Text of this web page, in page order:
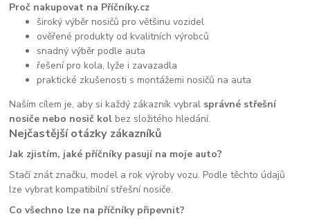
Proč nakupovat na Příčníky.cz
široký výběr nosičů pro většinu vozidel
ověřené produkty od kvalitních výrobců
snadný výběr podle auta
řešení pro kola, lyže i zavazadla
praktické zkušenosti s montážemi nosičů na auta
Naším cílem je, aby si každý zákazník vybral správné střešní
nosiče nebo nosič kol bez složitého hledání.
Nejčastější otázky zákazníků
Jak zjistím, jaké příčníky pasují na moje auto?
Stačí znát značku, model a rok výroby vozu. Podle těchto údajů
lze vybrat kompatibilní střešní nosiče.
Co všechno lze na příčníky připevnit?